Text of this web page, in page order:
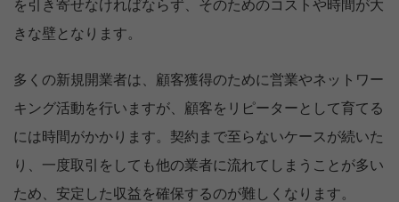
を引き寄せなければならず、そのためのコストや時間が大
きな壁となります。
多くの新規開業者は、顧客獲得のために営業やネットワー
キング活動を行いますが、顧客をリピーターとして育てる
には時間がかかります。契約まで至らないケースが続いた
り、一度取引をしても他の業者に流れてしまうことが多い
ため、安定した収益を確保するのが難しくなります。